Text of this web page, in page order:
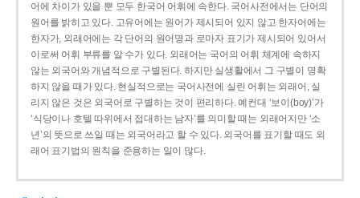
어에 차이가 있을 뿐 모두 한국어 어휘에 속한다. 국어사전에서는 단어의
원어를 밝히고 있다. 고유어에는 원어가 제시되어 있지 않고 한자어에는
한자가, 외래어에는 각 단어의 원어명과 로마자 표기가 제시되어 있어서
이로써 어휘 부류를 알 수가 있다. 외래어는 국어의 어휘 체계에 속하지
않는 외국어와 개념적으로 구별된다. 하지만 실생활에서 그 구별이 명확
하지 않을 때가 있다. 현실적으로는 국어사전에 실린 어휘는 외래어, 실
리지 않은 것은 외국어로 구별하는 것이 편리하다. 예컨대 ‘보이(boy)’가
‘식당이나 호텔 따위에서 접대하는 남자’를 의미할 때는 외래어지만 ‘소
년’의 뜻으로 쓰일 때는 외국어라고 할 수 있다. 외국어를 표기할 때도 외
래어 표기법의 원칙을 준용하는 일이 많다.